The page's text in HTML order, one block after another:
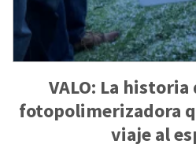
VALO: La
fotopolimerizadora
viaje al